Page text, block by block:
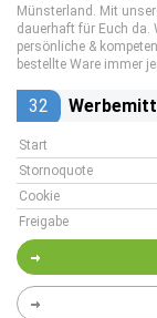
Münsterland. Mit
dauerhaft für Euch da.
persönliche &
bestellte Ware immer
32
Start
Stornoquote
Cookie
Freigabe